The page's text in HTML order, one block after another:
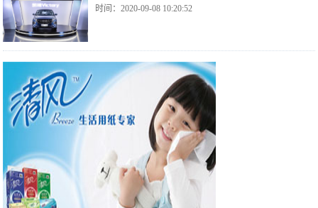
时间：2020-09-08 10:20:52